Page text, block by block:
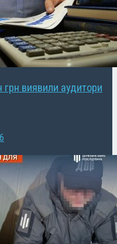
виявили аудитори